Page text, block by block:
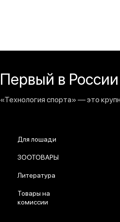
Первый в России
«Технология спорта» — это
Для лошади
ЗООТОВАРЫ
Литература
Товары на
комиссии